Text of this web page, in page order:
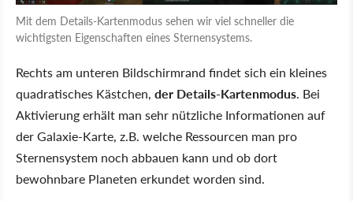
Mit dem Details-Kartenmodus sehen wir viel schneller die
wichtigsten Eigenschaften eines Sternensystems.
Rechts am unteren Bildschirmrand findet sich ein kleines
quadratisches Kästchen, der Details-Kartenmodus. Bei
Aktivierung erhält man sehr nützliche Informationen auf
der Galaxie-Karte, z.B. welche Ressourcen man pro
Sternensystem noch abbauen kann und ob dort
bewohnbare Planeten erkundet worden sind.